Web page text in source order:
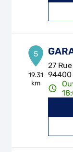
5
19.31
km
27
94400